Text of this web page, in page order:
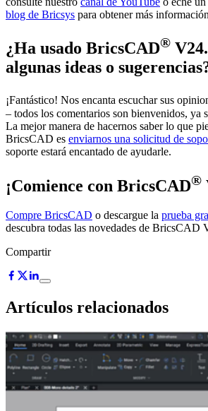
blog de Bricsys para obtener más
¿Ha usado BricsCAD®
algunas ideas o
¡Fantástico! Nos encanta escuchar sus
– todos los comentarios son bienvenidos, ya
La mejor manera de hacernos saber lo que
BricsCAD es enviarnos una solicitud de
soporte estará encantado de ayudarle.
¡Comience con BricsCAD®
Compre BricsCAD o descargue la prueba
descubra todas las novedades de BricsCAD
Compartir
Artículos relacionados